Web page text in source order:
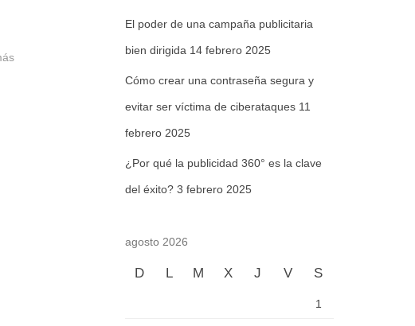
El poder de una campaña publicitaria
bien dirigida 14 febrero 2025
Cómo crear una contraseña segura y
evitar ser víctima de ciberataques 11
febrero 2025
¿Por qué la publicidad 360° es la clave
del éxito? 3 febrero 2025
agosto 2026
D L M X J V S
1